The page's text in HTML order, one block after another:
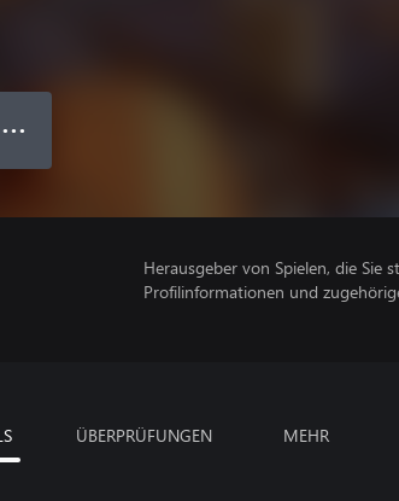
● ● ●
Herausgeber von Spielen, die Sie
Profilinformationen und
ÜBERPRÜFUNGEN MEHR